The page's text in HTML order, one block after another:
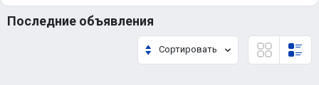
Последние объявления
Сортировать